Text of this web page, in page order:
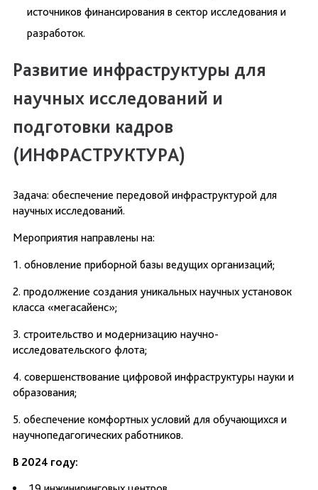
источников финансирования в сектор исследования и
разработок.
Развитие инфраструктуры для
научных исследований и
подготовки кадров
(ИНФРАСТРУКТУРА)
Задача: обеспечение передовой инфраструктурой для
научных исследований.
Мероприятия направлены на:
1. обновление приборной базы ведущих организаций;
2. продолжение создания уникальных научных установок
класса «мегасайенс»;
3. строительство и модернизацию научно-
исследовательского флота;
4. совершенствование цифровой инфраструктуры науки и
образования;
5. обеспечение комфортных условий для обучающихся и
научнопедагогических работников.
В 2024 году: